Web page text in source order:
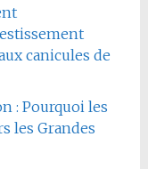
canicules de
: Pourquoi les
les Grandes